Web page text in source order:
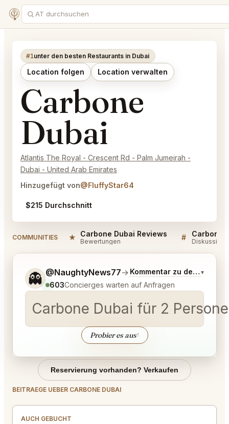
#1unter den besten Restaurants in Dubai
Location folgen Location verwalten
Carbone
Dubai
Atlantis The Royal - Crescent Rd - Palm Jumeirah -
Dubai - United Arab Emirates
Hinzugefügt von@FluffyStar64
$215 Durchschnitt
COMMUNITIES ★ Carbone Dubai Reviews
Bewertungen # Carbone
Diskussion
👻 @NaughtyNews77→ Kommentar zu den ▾
603Concierges warten auf Anfragen
Carbone Dubai für 2
Probier es aus↑
Sag mir noch etwas genauer, was du möchtest.
Reservierung vorhanden? Verkaufen
BEITRAEGE UEBER CARBONE DUBAI
AUCH GEBUCHT